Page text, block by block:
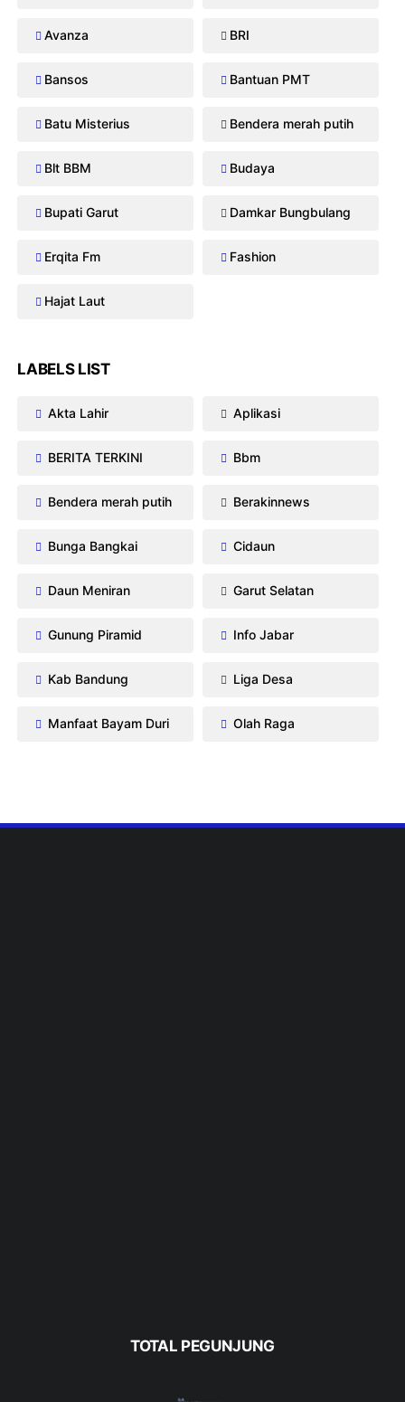
Avanza BRI
Bansos Bantuan PMT
Batu Misterius Bendera merah putih
Blt BBM Budaya
Bupati Garut Damkar Bungbulang
Erqita Fm Fashion
Hajat Laut
LABELS LIST
Akta Lahir Aplikasi
BERITA TERKINI Bbm
Bendera merah putih Berakinnews
Bunga Bangkai Cidaun
Daun Meniran Garut Selatan
Gunung Piramid Info Jabar
Kab Bandung Liga Desa
Manfaat Bayam Duri Olah Raga
TOTAL PEGUNJUNG